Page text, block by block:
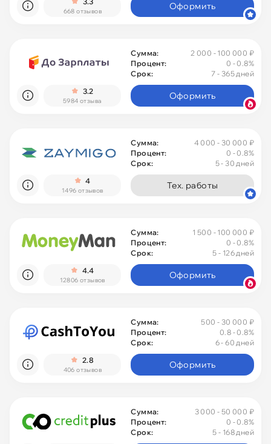
668 отзывов Оформить
Сумма:
2 000 - 100 000 ₽
Процент:
0 - 0.8%
Срок:
7 - 365 дней
3.2
5984 отзыва Оформить
Сумма:
4 000 - 30 000 ₽
Процент:
0 - 0.8%
Срок:
5 - 30 дней
4
1496 отзывов Тех. работы
Сумма:
1 500 - 100 000 ₽
Процент:
0 - 0.8%
Срок:
5 - 126 дней
4.4
12806 отзывов Оформить
Сумма:
500 - 30 000 ₽
Процент:
0.8 - 0.8%
Срок:
6 - 60 дней
2.8
406 отзывов Оформить
Сумма:
3 000 - 50 000 ₽
Процент:
0 - 0.8%
Срок:
5 - 168 дней